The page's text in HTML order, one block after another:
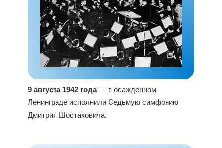
9 августа 1942 года— в осажденном
Ленинграде исполнили Седьмую симфонию
Дмитрия Шостаковича.